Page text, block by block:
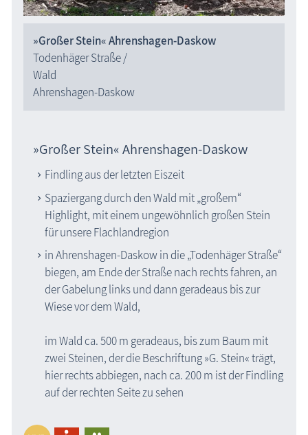
»Großer Stein« Ahrenshagen-Daskow
Todenhäger Straße /
Wald
Ahrenshagen-Daskow
»Großer Stein« Ahrenshagen-Daskow
Findling aus der letzten Eiszeit
Spaziergang durch den Wald mit „großem“
Highlight, mit einem ungewöhnlich großen Stein
für unsere Flachlandregion
in Ahrenshagen-Daskow in die „Todenhäger Straße“
biegen, am Ende der Straße nach rechts fahren, an
der Gabelung links und dann geradeaus bis zur
Wiese vor dem Wald,
im Wald ca. 500 m geradeaus, bis zum Baum mit
zwei Steinen, der die Beschriftung »G. Stein« trägt,
hier rechts abbiegen, nach ca. 200 m ist der Findling
auf der rechten Seite zu sehen